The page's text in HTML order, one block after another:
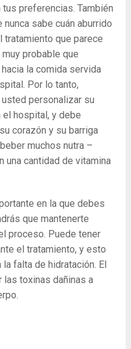
preferencias. También
sabe cuán aburrido
tratamiento que parece
muy probable que
la comida servida
Por lo tanto,
personalizar su
el hospital, y debe
corazón y su barriga
muchos nutra –
una cantidad de vitamina
en la que debes
que mantenerte
proceso. Puede tener
el tratamiento, y esto
falta de hidratación. El
las toxinas dañinas a